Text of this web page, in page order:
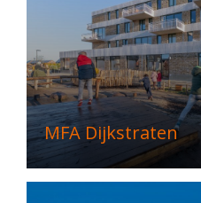
MFA Dijkstraten